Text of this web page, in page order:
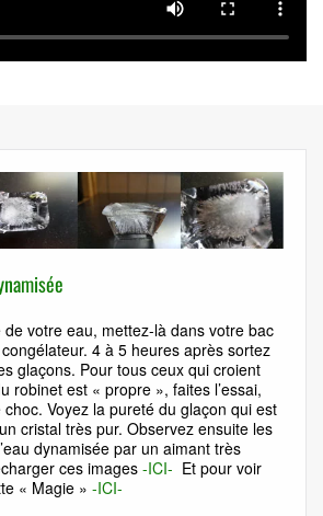
de votre eau, mettez-là dans votre bac
4 à 5 heures après sortez
glaçons. Pour tous ceux qui croient
robinet est « propre », faites l’essai,
Voyez la pureté du glaçon qui est
cristal très pur. Observez ensuite les
dynamisée par un aimant très
ces images -ICI- Et pour voir
« Magie » -ICI-